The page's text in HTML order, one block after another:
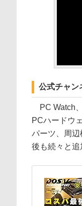
公式チャン
PC Watch
PCハードウ
パーツ、周
後も続々と追